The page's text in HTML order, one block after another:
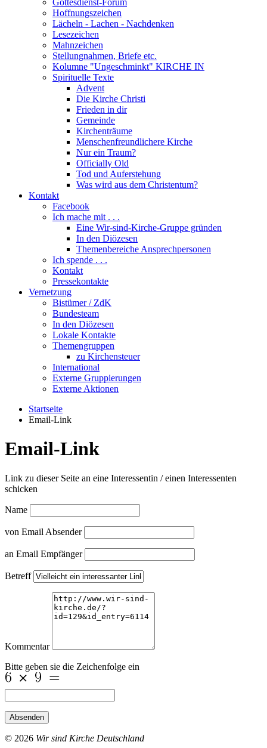
Gottesdienst-Forum
Hoffnungszeichen
Lächeln - Lachen - Nachdenken
Lesezeichen
Mahnzeichen
Stellungnahmen, Briefe etc.
Kolumne "Ungeschminkt" KIRCHE IN
Spirituelle Texte
Advent
Die Kirche Christi
Frieden in dir
Gemeinde
Kirchenträume
Menschenfreundlichere Kirche
Nur ein Traum?
Officially Old
Tod und Auferstehung
Was wird aus dem Christentum?
Kontakt
Facebook
Ich mache mit . . .
Eine Wir-sind-Kirche-Gruppe gründen
In den Diözesen
Themenbereiche Ansprechpersonen
Ich spende . . .
Kontakt
Pressekontakte
Vernetzung
Bistümer / ZdK
Bundesteam
In den Diözesen
Lokale Kontakte
Themengruppen
zu Kirchensteuer
International
Externe Gruppierungen
Externe Aktionen
Startseite
Email-Link
Email-Link
Link zu dieser Seite an eine Interessentin / einen Interessenten
schicken
Name
von Email Absender
an Email Empfänger
Betreff
Kommentar
Bitte geben sie die Zeichenfolge ein
Absenden
© 2026 Wir sind Kirche Deutschland